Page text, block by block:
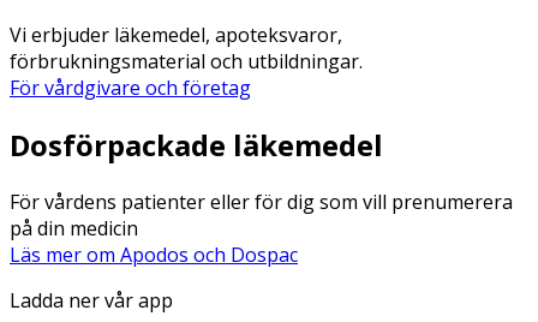
Vi erbjuder läkemedel, apoteksvaror,
förbrukningsmaterial och utbildningar.
För vårdgivare och företag
Dosförpackade läkemedel
För vårdens patienter eller för dig som vill prenumerera
på din medicin
Läs mer om Apodos och Dospac
Ladda ner vår app